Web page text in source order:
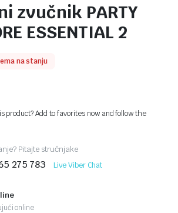
zvučnik PARTY
ESSENTIAL 2
na stanju
product? Add to favorites now and follow the
Pitajte stručnjake
275 783 Live Viber Chat
online